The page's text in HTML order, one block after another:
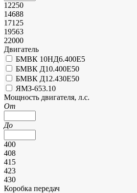
12250
14688
17125
19563
22000
Двигатель
БМВК 10НД6.400Е5
БМВК Д10.400E50
БМВК Д12.430E50
ЯМЗ-653.10
Мощность двигателя, л.с.
От
До
400
408
415
423
430
Коробка передач